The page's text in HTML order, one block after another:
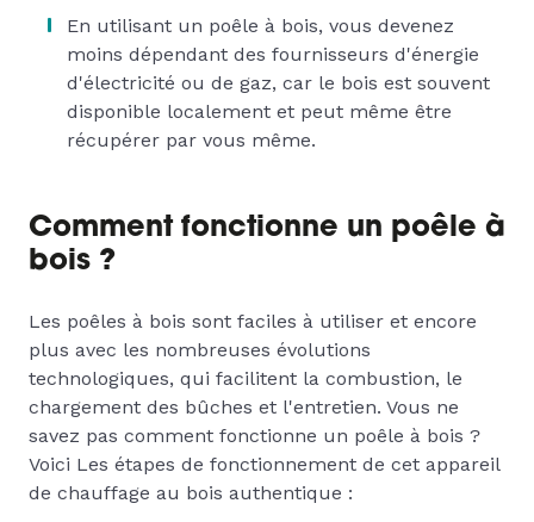
En utilisant un poêle à bois, vous devenez
moins dépendant des fournisseurs d'énergie
d'électricité ou de gaz, car le bois est souvent
disponible localement et peut même être
récupérer par vous même.
Comment fonctionne un poêle à
bois ?
Les poêles à bois sont faciles à utiliser et encore
plus avec les nombreuses évolutions
technologiques, qui facilitent la combustion, le
chargement des bûches et l'entretien. Vous ne
savez pas comment fonctionne un poêle à bois ?
Voici Les étapes de fonctionnement de cet appareil
de chauffage au bois authentique :